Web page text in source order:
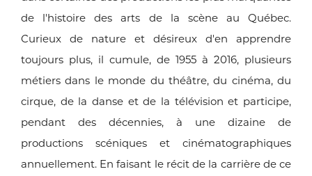
de l'histoire des arts de la scène au Québec.
Curieux de nature et désireux d'en apprendre
toujours plus, il cumule, de 1955 à 2016, plusieurs
métiers dans le monde du théâtre, du cinéma, du
cirque, de la danse et de la télévision et participe,
pendant des décennies, à une dizaine de
productions scéniques et cinématographiques
annuellement. En faisant le récit de la carrière de ce